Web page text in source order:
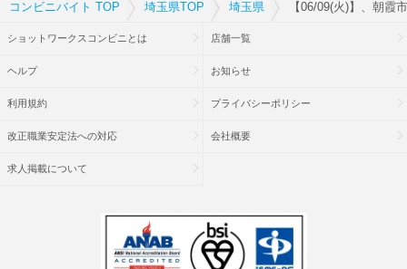
コンビニバイト TOP 埼玉県TOP 埼玉県 【06/09(火)】、朝霞
ショットワークスコンビニとは 店舗一覧
ヘルプ お知らせ
利用規約 プライバシーポリシー
改正職業安定法への対応 会社概要
求人掲載について